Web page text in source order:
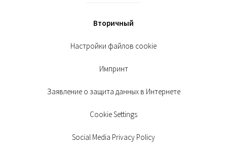
Вторичный
Настройки файлов cookie
Импринт
Заявление о защита данных в Интернете
Cookie Settings
Social Media Privacy Policy